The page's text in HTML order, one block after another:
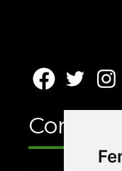
Contacte